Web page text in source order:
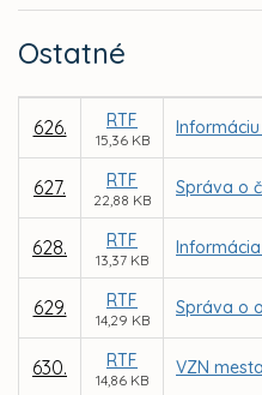
Ostatné
626. RTF
15,36 KB
627. RTF
22,88 KB
Správa o
628. RTF
13,37 KB
629. RTF
14,29 KB
Správa o
630. RTF
14,86 KB
VZN